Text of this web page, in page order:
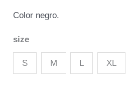
Color negro.
size
S M L XL